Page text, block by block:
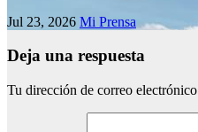
Jul 23, 2026 Mi Prensa
Deja una respuesta
Tu dirección de correo